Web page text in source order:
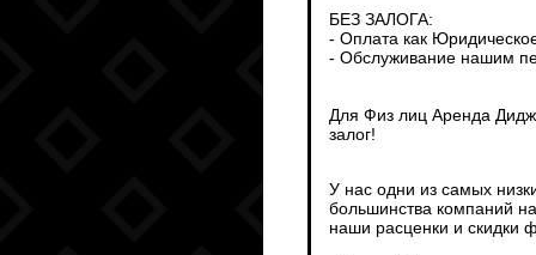
БЕЗ ЗАЛОГА:
- Оплата как
- Обслуживание нашим
Для Физ лиц Аренда
залог!
У нас одни из самых
большинства компаний
наши расценки и скидки